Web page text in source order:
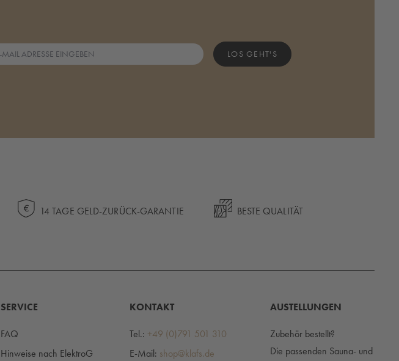
LOS GEHT'S
14 TAGE GELD-ZURÜCK-GARANTIE BESTE QUALITÄT
SERVICE
FAQ
Hinweise nach ElektroG
KONTAKT
Tel.: +49 (0)791 501 310
E-Mail: shop@klafs.de
AUSTELLUNGEN
Zubehör bestellt?
Die passenden Sauna- und